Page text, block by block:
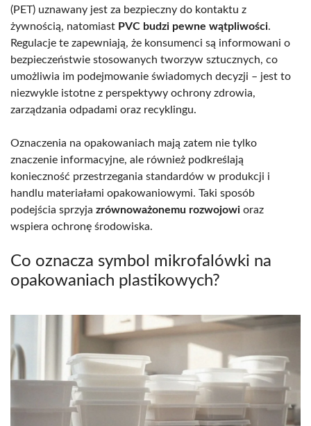
(PET) uznawany jest za bezpieczny do kontaktu z
żywnością, natomiast PVC budzi pewne wątpliwości.
Regulacje te zapewniają, że konsumenci są informowani o
bezpieczeństwie stosowanych tworzyw sztucznych, co
umożliwia im podejmowanie świadomych decyzji – jest to
niezwykle istotne z perspektywy ochrony zdrowia,
zarządzania odpadami oraz recyklingu.
Oznaczenia na opakowaniach mają zatem nie tylko
znaczenie informacyjne, ale również podkreślają
konieczność przestrzegania standardów w produkcji i
handlu materiałami opakowaniowymi. Taki sposób
podejścia sprzyja zrównoważonemu rozwojowi oraz
wspiera ochronę środowiska.
Co oznacza symbol mikrofalówki na
opakowaniach plastikowych?